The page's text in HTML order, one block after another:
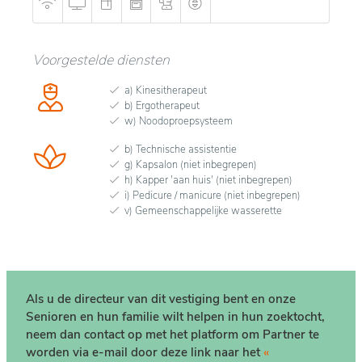
Voorgestelde diensten
a) Kinesitherapeut
b) Ergotherapeut
w) Noodoproepsysteem
b) Technische assistentie
g) Kapsalon (niet inbegrepen)
h) Kapper 'aan huis' (niet inbegrepen)
i) Pedicure / manicure (niet inbegrepen)
v) Gemeenschappelijke wasserette
Als u de directeur van dit vestiging bent en onze
Senioren en hun familie wilt helpen in hun zoektocht,
neem dan contact op met het platform om Partner te
worden via e-mail door deze link naar het «